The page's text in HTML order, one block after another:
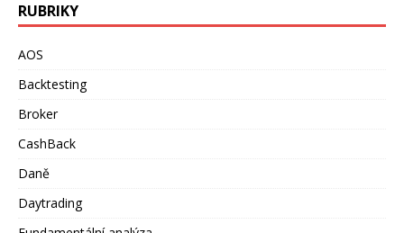
RUBRIKY
AOS
Backtesting
Broker
CashBack
Daně
Daytrading